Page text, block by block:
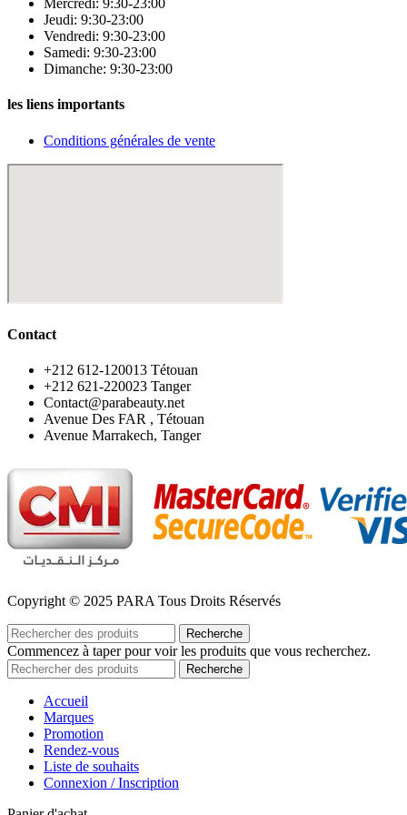
Mercredi: 9:30-23:00
Jeudi: 9:30-23:00
Vendredi: 9:30-23:00
Samedi: 9:30-23:00
Dimanche: 9:30-23:00
les liens importants
Conditions générales de vente
Contact
‪+212 612-120013 Tétouan
‪+212 621-220023 Tanger
Contact@parabeauty.net
Avenue Des FAR , Tétouan
Avenue Marrakech, Tanger
Copyright © 2025 PARA Tous Droits Réservés
Recherche
Commencez à taper pour voir les produits que vous recherchez.
Recherche
Accueil
Marques
Promotion
Rendez-vous
Liste de souhaits
Connexion / Inscription